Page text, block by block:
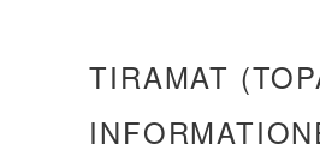
TIRAMAT